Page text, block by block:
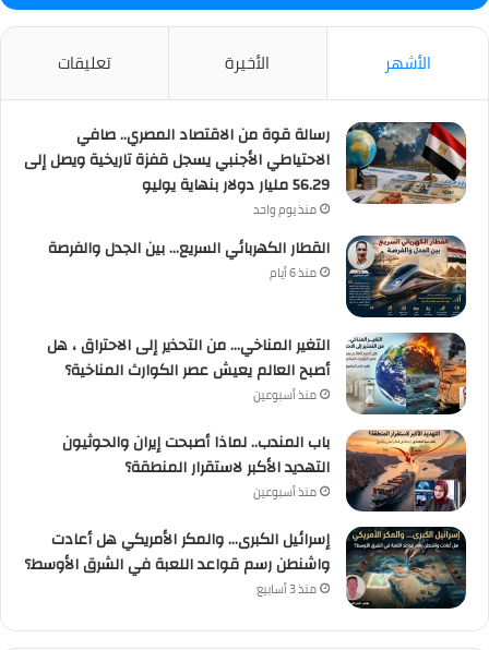
الأشهر الأخيرة تعليقات
رسالة قوة من الاقتصاد المصري.. صافي
الاحتياطي الأجنبي يسجل قفزة تاريخية ويصل إلى
56.29 مليار دولار بنهاية يوليو
منذ يوم واحد
القطار الكهربائي السريع… بين الجدل والفرصة
منذ 6 أيام
التغير المناخي… من التحذير إلى الاحتراق ، هل
أصبح العالم يعيش عصر الكوارث المناخية؟
منذ أسبوعين
باب المندب.. لماذا أصبحت إيران والحوثيون
التهديد الأكبر لاستقرار المنطقة؟
منذ أسبوعين
إسرائيل الكبرى… والمكر الأمريكي هل أعادت
واشنطن رسم قواعد اللعبة في الشرق الأوسط؟
منذ 3 أسابيع